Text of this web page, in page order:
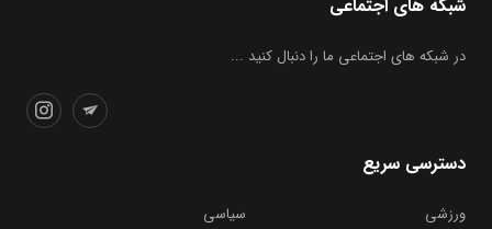
شبکه های اجتماعی
در شبکه های اجتماعی ما را دنبال کنید ...
دسترسی سریع
ورزشی
سیاسی